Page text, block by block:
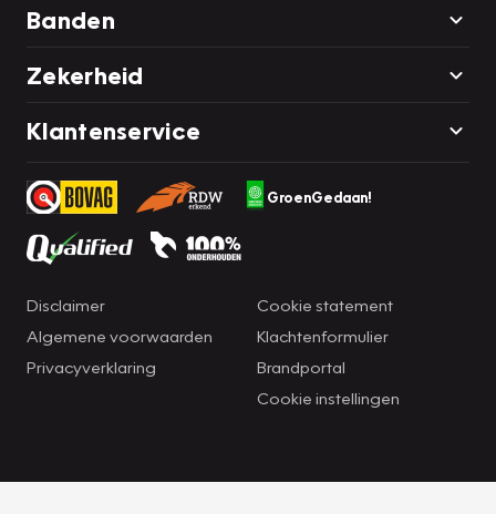
Banden
Zekerheid
Klantenservice
GroenGedaan!
Disclaimer
Algemene voorwaarden
Privacyverklaring
Cookie statement
Klachtenformulier
Brandportal
Cookie instellingen